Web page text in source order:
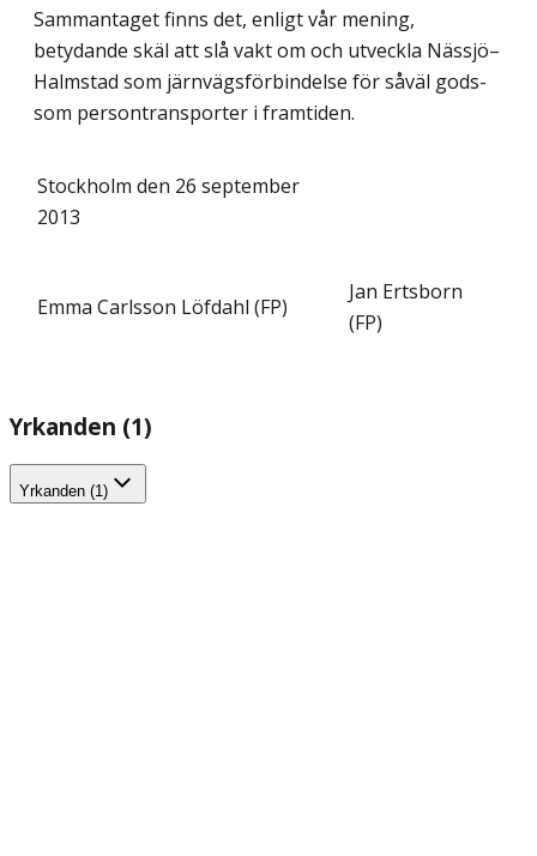
Sammantaget finns det, enligt vår mening,
betydande skäl att slå vakt om och utveckla Nässjö–
Halmstad som järnvägsförbindelse för såväl gods-
som persontransporter i framtiden.
Stockholm den 26 september
2013
Emma Carlsson Löfdahl (FP)
Jan Ertsborn
(FP)
Yrkanden (1)
Yrkanden (1)